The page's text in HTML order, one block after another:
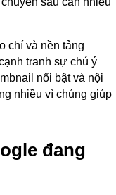
chí và nền tảng
tranh sự chú ý
nổi bật và nội
nhiều vì chúng giúp
đang